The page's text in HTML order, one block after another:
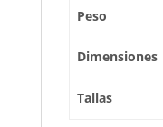
Peso
Dimensiones
Tallas